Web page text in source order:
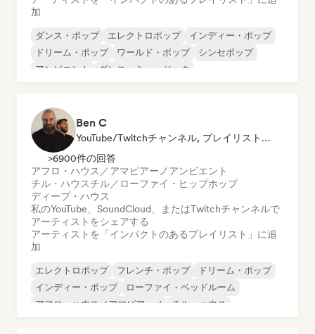
加
ダンス・ポップ エレクトロポップ
インディー・ポップ
ドリーム・ポップ
ワールド・ポップ
シンセポップ
アンビエント
ダンス・ミュージック
Ben C
YouTube/Twitchチャンネル, プレイリスト・キュレーター
>6900件の回答
アフロ・ハウス／アマピアーノ アンビエント
チル・ハウスチル／ローファイ・ヒップホップ
ディープ・ハウス
私のYouTube、SoundCloud、またはTwitchチャンネルで
アーティストをシェアする
アーティストを「インパクトのあるプレイリスト」に追
加
エレクトロポップ フレンチ・ポップ
ドリーム・ポップ
インディー・ポップ
ローファイ・ベッドルーム
アフロ・ハウス／アマピアーノ
チル・ハウス